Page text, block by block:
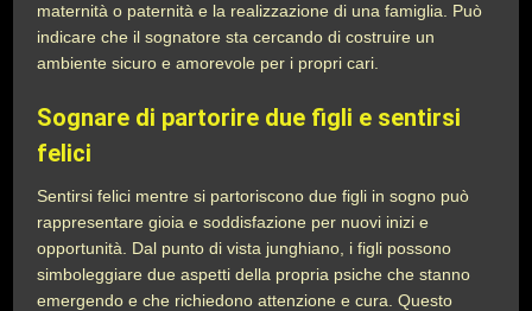
maternità o paternità e la realizzazione di una famiglia. Può
indicare che il sognatore sta cercando di costruire un
ambiente sicuro e amorevole per i propri cari.
Sognare di partorire due figli e sentirsi
felici
Sentirsi felici mentre si partoriscono due figli in sogno può
rappresentare gioia e soddisfazione per nuovi inizi e
opportunità. Dal punto di vista junghiano, i figli possono
simboleggiare due aspetti della propria psiche che stanno
emergendo e che richiedono attenzione e cura. Questo